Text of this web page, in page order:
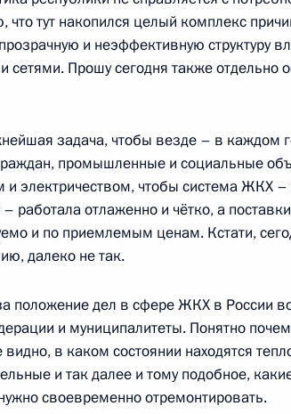
неделя» и проведёт встречу
СНГ
тут накопился целый комплекс
и неэффективную структуру
Прошу сегодня также отдельно
задача, чтобы везде – в каждом
промышленные и социальные
и электричеством, чтобы система ЖКХ
работала отлаженно и чётко, а
и по приемлемым ценам. Кстати,
далеко не так.
положение дел в сфере ЖКХ в России
и муниципалитеты. Понятно
в каком состоянии находятся
и так далее и тому подобное,
своевременно отремонтировать.